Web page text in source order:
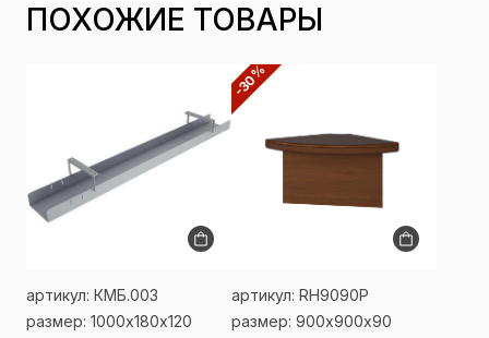
ПОХОЖИЕ ТОВАРЫ
артикул: КМБ.003
размер: 1000х180х120
-30%
артикул: RH9090P
размер: 900х900х90